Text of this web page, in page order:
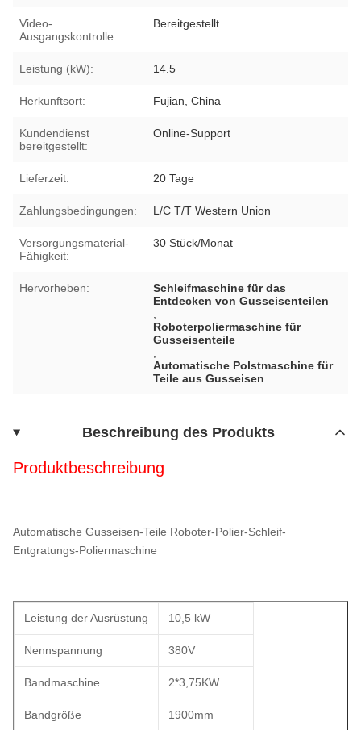
Video-
Ausgangskontrolle:
Bereitgestellt
Leistung (kW): 14.5
Herkunftsort: Fujian, China
Kundendienst
bereitgestellt:
Online-Support
Lieferzeit: 20 Tage
Zahlungsbedingungen: L/C T/T Western Union
Versorgungsmaterial-
Fähigkeit:
30 Stück/Monat
Hervorheben:
Schleifmaschine für das
Entdecken von Gusseisenteilen
Roboterpoliermaschine für
Gusseisenteile
Automatische Polstmaschine für
Teile aus Gusseisen
Beschreibung des Produkts
Produktbeschreibung
Automatische Gusseisen-Teile Roboter-Polier-Schleif-
Entgratungs-Poliermaschine
Leistung der Ausrüstung 10,5 kW
Nennspannung 380V
Bandmaschine 2*3,75KW
Bandgröße 1900mm